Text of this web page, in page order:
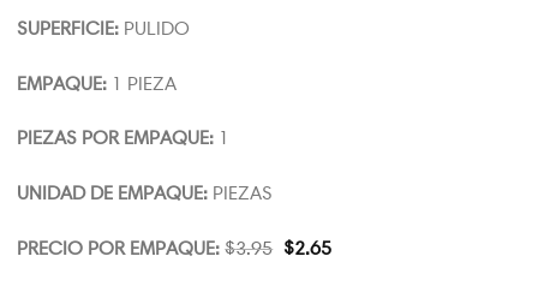
SUPERFICIE: PULIDO
EMPAQUE: 1 PIEZA
PIEZAS POR EMPAQUE: 1
UNIDAD DE EMPAQUE: PIEZAS
PRECIO POR EMPAQUE: $3.95 $2.65